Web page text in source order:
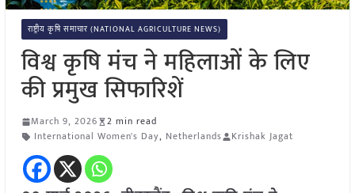
राष्ट्रीय कृषि समाचार (NATIONAL AGRICULTURE NEWS)
विश्व कृषि मंच ने महिलाओं के लिए
की प्रमुख सिफारिशें
March 9, 2026
2 min read
International Women's Day, Netherlands Krishak Jagat